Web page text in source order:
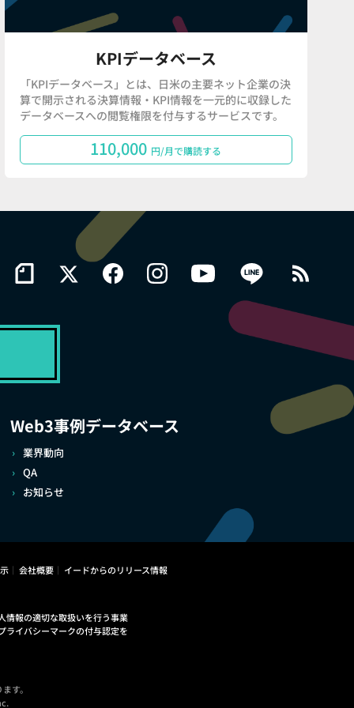
KPIデータベース
「KPIデータベース」とは、日米の主要ネット企業の決
算で開示される決算情報・KPI情報を一元的に収録した
データベースへの閲覧権限を付与するサービスです。
110,000 円/月で購読する
Web3事例データベース
業界動向
QA
お知らせ
会社概要 イードからのリリース情報
情報の適切な取扱いを行う事業
ライバシーマークの付与認定を
す。